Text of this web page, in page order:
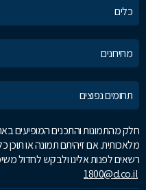
כלים
מחירונים
תחומים נפוצים
חלק מהתמונות והתכנים המופיעים
מלאכותית. אם זיהיתם תמונה או תוכן
רשאים לפנות אלינו ולבקש לחדול
1800@d.co.il